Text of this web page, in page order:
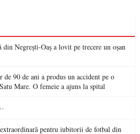
Negrești-Oaș a lovit pe trecere un oșan
90 de ani a produs un accident pe o
Mare. O femeie a ajuns la spital
pentru iubitorii de fotbal din